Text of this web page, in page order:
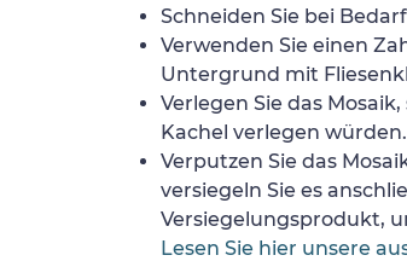
Schneiden Sie bei
Verwenden Sie einen
Untergrund mit
Verlegen Sie das
Kachel verlegen würden.
Verputzen Sie das
versiegeln Sie es
Versiegelungsprodukt,
Lesen Sie hier unsere